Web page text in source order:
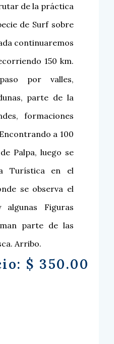
de la práctica
de Surf sobre
continuaremos
150 km.
por valles,
parte de la
formaciones
a 100
Palpa, luego se
Turística en el
se observa el
Figuras
parte de las
Arribo.
$ 350.00